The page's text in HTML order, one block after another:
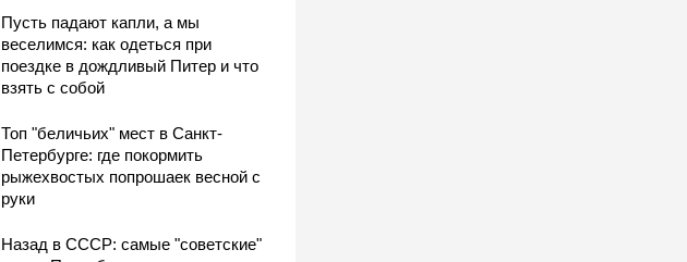
Пусть падают капли, а мы
веселимся: как одеться при
поездке в дождливый Питер и что
взять с собой
Топ "беличьих" мест в Санкт-
Петербурге: где покормить
рыжехвостых попрошаек весной с
руки
Назад в СССР: самые "советские"